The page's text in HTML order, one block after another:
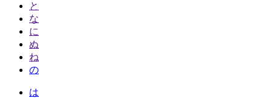
と
な
に
ぬ
ね
の
は